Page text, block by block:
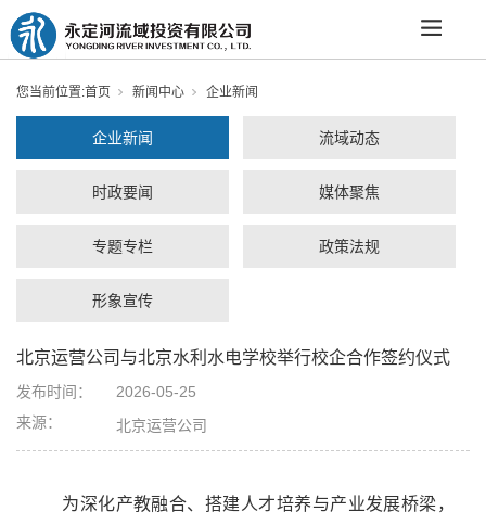
您当前位置:首页 新闻中心 企业新闻
企业新闻 流域动态
时政要闻 媒体聚焦
专题专栏 政策法规
形象宣传
北京运营公司与北京水利水电学校举行校企合作签约仪式
发布时间：
2026-05-25
来源：
北京运营公司
为深化产教融合、搭建人才培养与产业发展桥梁，